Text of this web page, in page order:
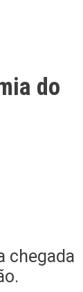
do
chegada